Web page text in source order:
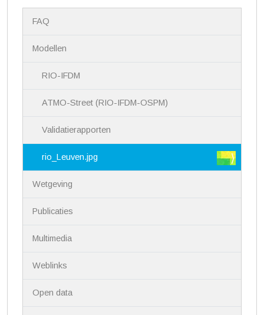
FAQ
Modellen
RIO-IFDM
ATMO-Street (RIO-IFDM-OSPM)
Validatierapporten
rio_Leuven.jpg
Wetgeving
Publicaties
Multimedia
Weblinks
Open data